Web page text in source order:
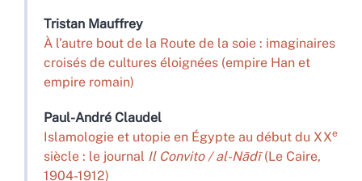
Tristan Mauffrey
À l’autre bout de la Route de la soie : imaginaires
croisés de cultures éloignées (empire Han et
empire romain)
Paul-André Claudel
Islamologie et utopie en Égypte au début du XXe
siècle : le journal Il Convito / al-Nādī(Le Caire,
1904-1912)